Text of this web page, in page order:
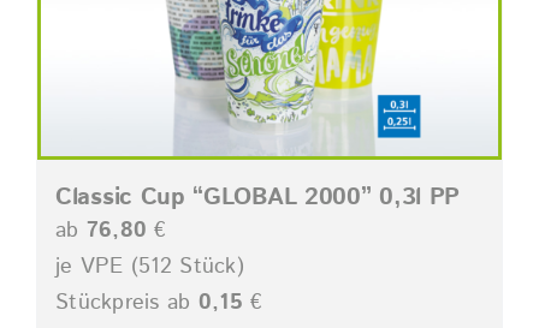
Classic Cup “GLOBAL 2000” 0,3l PP
ab 76,80 €
je VPE (512 Stück)
Stückpreis ab 0,15 €